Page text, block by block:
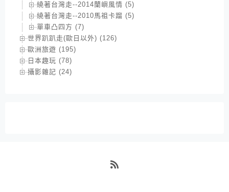
繞著台灣走--2014蘭嶼風情 (5)
繞著台灣走--2010馬祖卡蹓 (5)
單車凸四方 (7)
世界趴趴走(歐日以外) (126)
歐洲旅遊 (195)
日本趣玩 (78)
攝影雜記 (24)